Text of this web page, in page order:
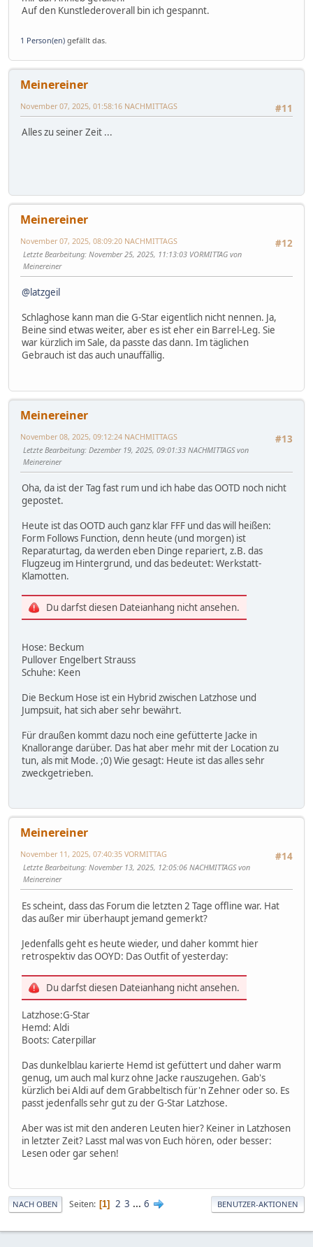
Auf den Kunstlederoverall bin ich gespannt.
1 Person(en) gefällt das.
Meinereiner
#11
November 07, 2025, 01:58:16 NACHMITTAGS
Alles zu seiner Zeit ...
Meinereiner
#12
November 07, 2025, 08:09:20 NACHMITTAGS
Letzte Bearbeitung: November 25, 2025, 11:13:03 VORMITTAG von
Meinereiner
@latzgeil
Schlaghose kann man die G-Star eigentlich nicht nennen. Ja,
Beine sind etwas weiter, aber es ist eher ein Barrel-Leg. Sie
war kürzlich im Sale, da passte das dann. Im täglichen
Gebrauch ist das auch unauffällig.
Meinereiner
#13
November 08, 2025, 09:12:24 NACHMITTAGS
Letzte Bearbeitung: Dezember 19, 2025, 09:01:33 NACHMITTAGS von
Meinereiner
Oha, da ist der Tag fast rum und ich habe das OOTD noch nicht
gepostet.
Heute ist das OOTD auch ganz klar FFF und das will heißen:
Form Follows Function, denn heute (und morgen) ist
Reparaturtag, da werden eben Dinge repariert, z.B. das
Flugzeug im Hintergrund, und das bedeutet: Werkstatt-
Klamotten.
Du darfst diesen Dateianhang nicht ansehen.
Hose: Beckum
Pullover Engelbert Strauss
Schuhe: Keen
Die Beckum Hose ist ein Hybrid zwischen Latzhose und
Jumpsuit, hat sich aber sehr bewährt.
Für draußen kommt dazu noch eine gefütterte Jacke in
Knallorange darüber. Das hat aber mehr mit der Location zu
tun, als mit Mode. ;0) Wie gesagt: Heute ist das alles sehr
zweckgetrieben.
Meinereiner
#14
November 11, 2025, 07:40:35 VORMITTAG
Letzte Bearbeitung: November 13, 2025, 12:05:06 NACHMITTAGS von
Meinereiner
Es scheint, dass das Forum die letzten 2 Tage offline war. Hat
das außer mir überhaupt jemand gemerkt?
Jedenfalls geht es heute wieder, und daher kommt hier
retrospektiv das OOYD: Das Outfit of yesterday:
Du darfst diesen Dateianhang nicht ansehen.
Latzhose:G-Star
Hemd: Aldi
Boots: Caterpillar
Das dunkelblau karierte Hemd ist gefüttert und daher warm
genug, um auch mal kurz ohne Jacke rauszugehen. Gab's
kürzlich bei Aldi auf dem Grabbeltisch für'n Zehner oder so. Es
passt jedenfalls sehr gut zu der G-Star Latzhose.
Aber was ist mit den anderen Leuten hier? Keiner in Latzhosen
in letzter Zeit? Lasst mal was von Euch hören, oder besser:
Lesen oder gar sehen!
NACH OBEN Seiten 1 2 3 ... 6 BENUTZER-AKTIONEN